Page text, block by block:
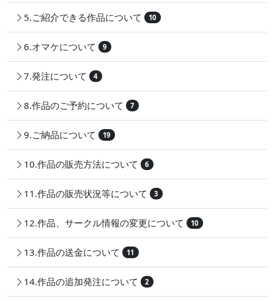
5.ご紹介できる作品について 10
6.オマケについて 9
7.発注について 4
8.作品のご予約について 7
9.ご納品について 19
10.作品の販売方法について 6
11.作品の販売状況等について 3
12.作品、サークル情報の変更について 10
13.作品の送金について 11
14.作品の追加発注について 2